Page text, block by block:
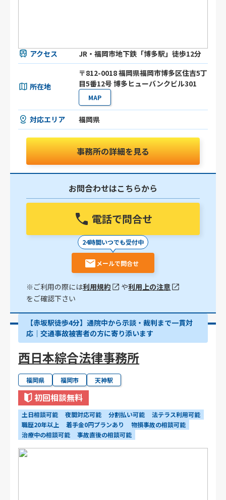
アクセス JR・福岡市地下鉄「博多駅」徒歩12分
所在地
〒812-0018 福岡県福岡市博多区住吉5丁
目5番12号 博多ヒューバンクビル301
MAP
対応エリア 福岡県
事務所の詳細を見る
お問合わせはこちらから
電話で問合せ
24時間いつでも受付中
メールで問合せ
※ご利用の際には利用規約 や利用上の注意
をご確認下さい
【赤坂駅徒歩4分】通院中から示談・裁判まで一貫対
応｜交通事故被害者の方に寄り添います
西日本綜合法律事務所
福岡県 福岡市 天神駅
初回相談無料
土日相談可能 夜間対応可能 分割払い可能
法テラス利用可能
職歴20年以上
着手金0円プランあり
物損事故の相談可能
治療中の相談可能
事故直後の相談可能